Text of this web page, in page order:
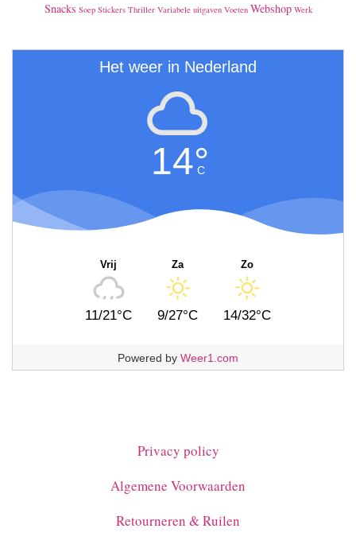
Snacks Soep Stickers Thriller Variabele uitgaven Voeten Webshop Werk
Het weer in Nederland
14°
C
Vrij
11/21°C
Za
9/27°C
Zo
14/32°C
Powered by Weer1.com
Privacy policy
Algemene Voorwaarden
Retourneren & Ruilen